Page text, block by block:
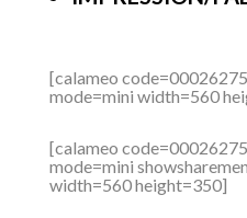
[calameo
mode=mini width=560
[calameo
mode=mini
width=560 height=350]